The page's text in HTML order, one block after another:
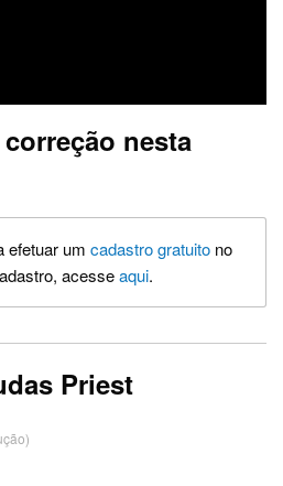
nesta
efetuar um cadastro gratuito no
acesseaqui.
Priest